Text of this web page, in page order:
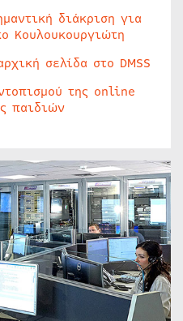
διάκριση για
Κουλουκουργιώτη
σελίδα στο DMSS
της online
παιδιών